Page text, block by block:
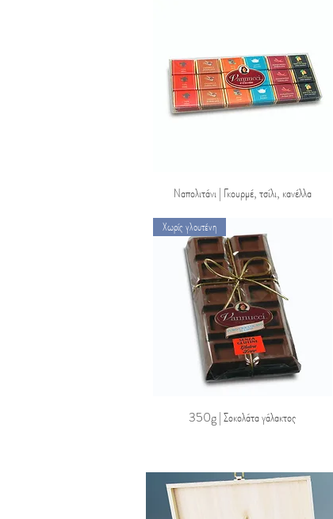
Quick View
Ναπολιτάνι | Γκουρμέ, τσίλι, κανέλλα
Quick View
Χωρίς γλουτένη
350g | Σοκολάτα γάλακτος